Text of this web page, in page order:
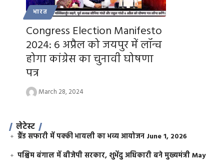
भारत
Congress Election Manifesto
2024: 6 अप्रैल को जयपुर में लॉन्च
होगा कांग्रेस का चुनावी घोषणा
पत्र
March 28, 2024
लेटेस्ट
ग्रैंड सफारी में पक्की भायली का भव्य आयोजन June 1, 2026
पश्चिम बंगाल में बीजेपी सरकार, शुभेंदु अधिकारी बने मुख्यमंत्री